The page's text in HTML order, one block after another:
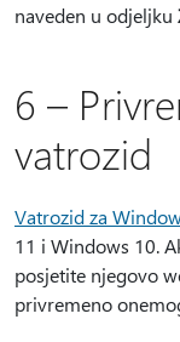
naveden u odjeljku
6 –
vatrozid
Vatrozid za
11 i Windows 10.
posjetite njegovo
privremeno